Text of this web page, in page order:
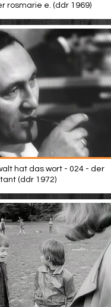
rosmarie e. (ddr 1969)
hat das wort - 024 - der
(ddr 1972)